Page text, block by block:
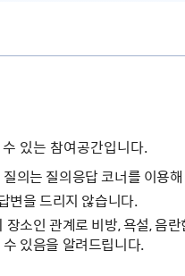
있는 참여공간입니다.
의는 질의응답 코너를 이용
변을 드리지 않습니다.
소인 관계로 비방, 욕설, 음
있음을 알려드립니다.